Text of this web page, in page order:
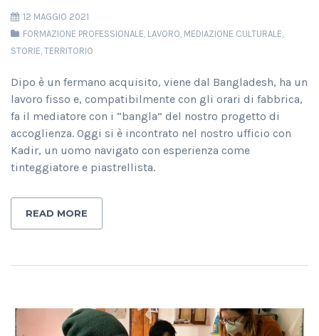
12 MAGGIO 2021
FORMAZIONE PROFESSIONALE LAVORO MEDIAZIONE CULTURALE
STORIE TERRITORIO
Dipo è un fermano acquisito, viene dal Bangladesh, ha un
lavoro fisso e, compatibilmente con gli orari di fabbrica,
fa il mediatore con i “bangla” del nostro progetto di
accoglienza. Oggi si è incontrato nel nostro ufficio con
Kadir, un uomo navigato con esperienza come
tinteggiatore e piastrellista.
READ MORE